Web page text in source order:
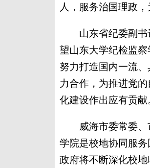
人，服务治国理政
山东省纪委副书
望山东大学纪检监
努力打造国内一流
力合作，为推进党
化建设作出应有贡献
威海市委常委、
学院是校地协同服
政府将不断深化校